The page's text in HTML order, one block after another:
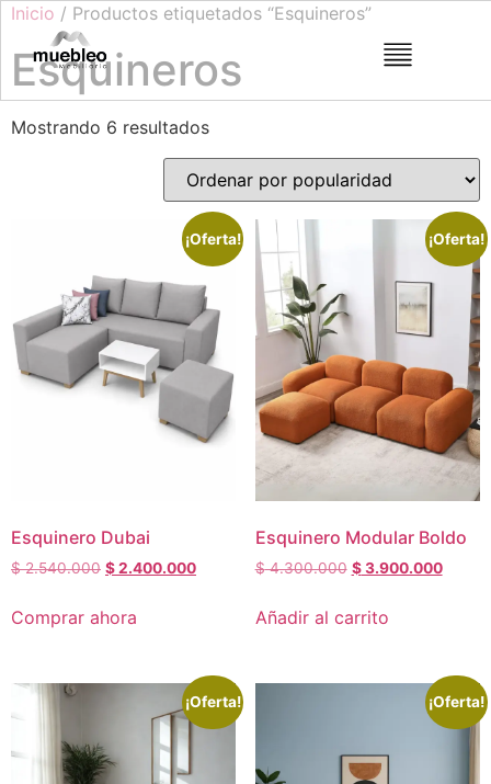
Inicio / Productos etiquetados “Esquineros”
Esquineros
Mostrando 6 resultados
¡Oferta!
Esquinero Dubai
$2.540.000 $2.400.000
Comprar ahora
¡Oferta!
Esquinero Modular Boldo
$4.300.000 $3.900.000
Añadir al carrito
¡Oferta! ¡Oferta!